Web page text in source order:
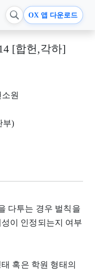
OX 앱 다운로드
[합헌,각하]
원
부)
다투는 경우 벌칙을
이 인정되는지 여부
혹은 학원 형태의